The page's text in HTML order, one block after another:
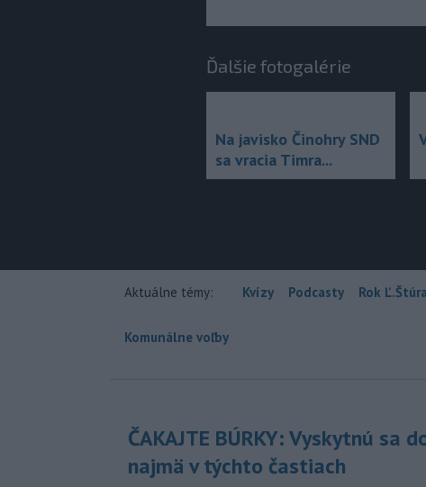
Ďalšie fotogalérie
Na javisko Činohry SND
sa vracia Timra...
Aktuálne témy: Kvízy Podcasty Rok Ľ.Štúra
Komunálne voľby
ČAKAJTE BÚRKY: Vyskytnú sa
najmä v týchto častiach